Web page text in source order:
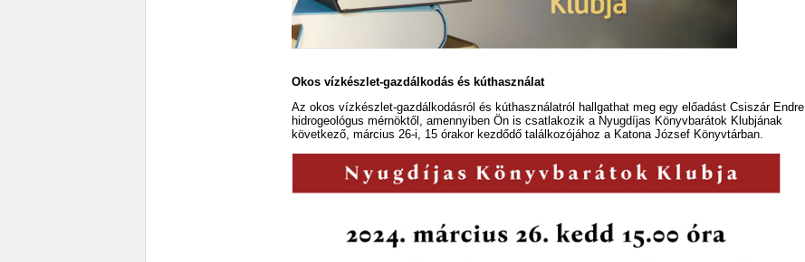
Okos vízkészlet-gazdálkodás és kúthasználat
Az okos vízkészlet-gazdálkodásról és kúthasználatról hallgathat meg egy előadást Csiszár Endre
hidrogeológus mérnöktől, amennyiben Ön is csatlakozik a Nyugdíjas Könyvbarátok Klubjának
következő, március 26-i, 15 órakor kezdődő találkozójához a Katona József Könyvtárban.